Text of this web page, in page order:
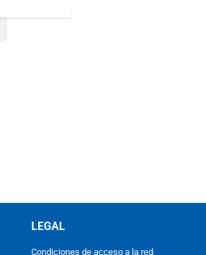
LEGAL
Condiciones de acceso a la red